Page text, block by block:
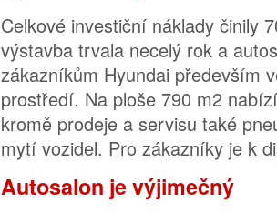
Celkové investiční náklady činily
výstavba trvala necelý rok a
zákazníkům Hyundai především
prostředí. Na ploše 790 m2
kromě prodeje a servisu také
mytí vozidel. Pro zákazníky je k
Autosalon je výjimečný